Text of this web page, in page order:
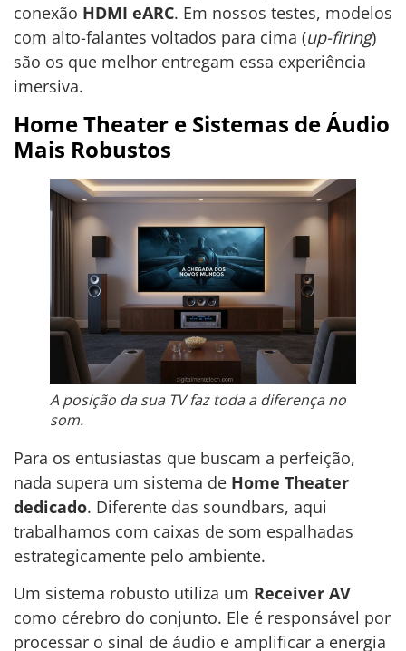
conexão HDMI eARC. Em nossos testes, modelos
com alto-falantes voltados para cima (up-firing)
são os que melhor entregam essa experiência
imersiva.
Home Theater e Sistemas de Áudio
Mais Robustos
A posição da sua TV faz toda a diferença no
som.
Para os entusiastas que buscam a perfeição,
nada supera um sistema de Home Theater
dedicado. Diferente das soundbars, aqui
trabalhamos com caixas de som espalhadas
estrategicamente pelo ambiente.
Um sistema robusto utiliza um Receiver AV
como cérebro do conjunto. Ele é responsável por
processar o sinal de áudio e amplificar a energia